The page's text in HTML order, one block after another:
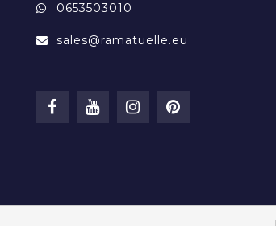
0653503010
sales@ramatuelle.eu